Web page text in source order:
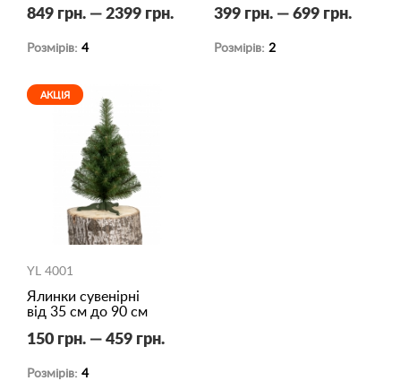
849 грн. — 2399 грн.
Розмірів: 4
399 грн. — 699 грн.
Розмірів: 2
АКЦІЯ
YL 4001
Ялинки сувенірні
від 35 см до 90 см
150 грн. — 459 грн.
Розмірів: 4